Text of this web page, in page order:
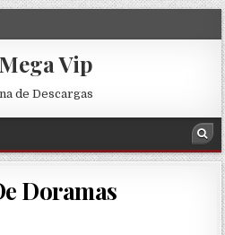
Vip
de Descargas
Doramas